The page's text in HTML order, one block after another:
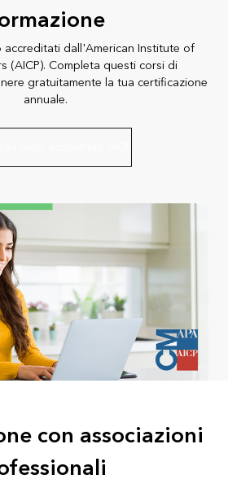
accreditati dall'American Institute of
(AICP). Completa questi corsi di
gratuitamente la tua certificazione
annuale.
i corsi accreditati AICP
con associazioni